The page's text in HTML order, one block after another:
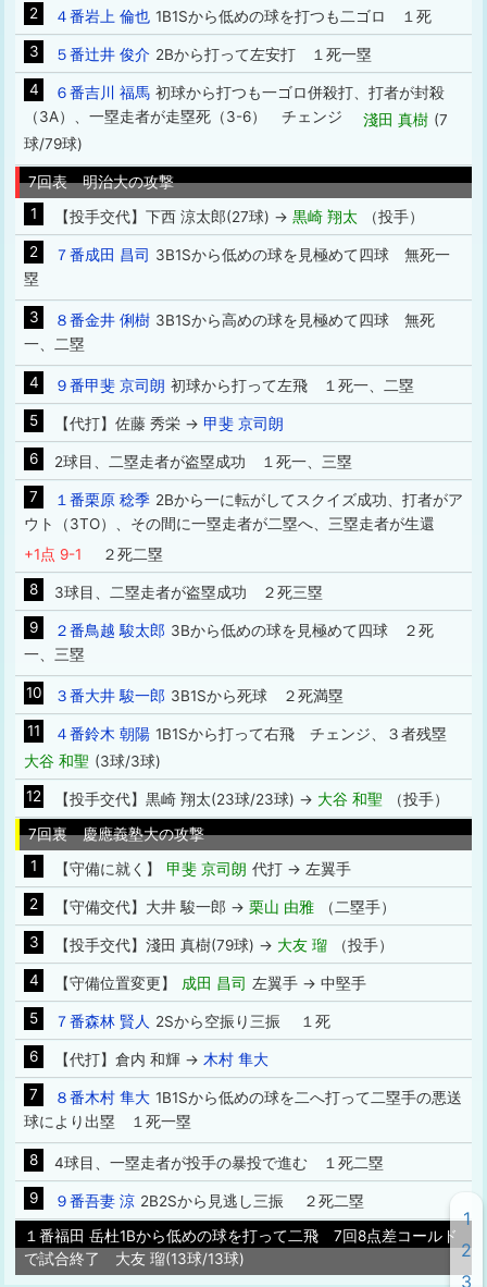
2
４番岩上 倫也 1B1Sから低めの球を打つも二ゴロ １死
3
５番辻井 俊介 2Bから打って左安打 １死一塁
4
６番吉川 福馬 初球から打つも一ゴロ併殺打、打者が封殺
（3A）、一塁走者が走塁死（3-6） チェンジ 淺田 真樹 (7
球/79球)
7回表 明治大の攻撃
1
【投手交代】下西 涼太郎(27球) → 黒崎 翔太
（投手）
2
７番成田 昌司 3B1Sから低めの球を見極めて四球 無死一
塁
3 ８番金井 俐樹 3B1Sから高めの球を見極めて四球 無死
一、二塁
4 ９番甲斐 京司朗 初球から打って左飛 １死一、二塁
5
【代打】佐藤 秀栄 → 甲斐 京司朗
6
2球目、二塁走者が盗塁成功 １死一、三塁
7
１番栗原 稔季 2Bから一に転がしてスクイズ成功、打者がア
ウト（3TO）、その間に一塁走者が二塁へ、三塁走者が生還
+1点 9-1
２死二塁
8
3球目、二塁走者が盗塁成功 ２死三塁
9
２番鳥越 駿太郎 3Bから低めの球を見極めて四球 ２死
一、三塁
10 ３番大井 駿一郎 3B1Sから死球 ２死満塁
11
４番鈴木 朝陽 1B1Sから打って右飛 チェンジ、３者残塁
大谷 和聖 (3球/3球)
12
【投手交代】黒崎 翔太(23球/23球) → 大谷 和聖
（投手）
7回裏 慶應義塾大の攻撃
1
【守備に就く】 甲斐 京司朗 代打 → 左翼手
2
【守備交代】大井 駿一郎 → 栗山 由雅
（二塁手）
3
【投手交代】淺田 真樹(79球) → 大友 瑠
（投手）
4
【守備位置変更】 成田 昌司 左翼手 → 中堅手
5
７番森林 賢人 2Sから空振り三振 １死
6
【代打】倉内 和輝 → 木村 隼大
7
８番木村 隼大 1B1Sから低めの球を二へ打って二塁手の悪送
球により出塁 １死一塁
8
4球目、一塁走者が投手の暴投で進む １死二塁
9
９番吾妻 涼 2B2Sから見逃し三振 ２死二塁
１番福田 岳杜1Bから低めの球を打って二飛 7回8点差コールド
で試合終了 大友 瑠(13球/13球)
1
2
3